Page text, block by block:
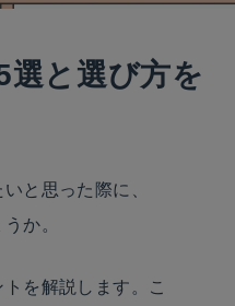
選と選び方を
と思った際に、
か。
を解説します。こ